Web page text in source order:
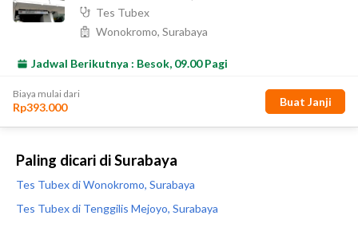
Paling dicari di Surabaya
Tes Tubex di Wonokromo, Surabaya
Tes Tubex di Tenggilis Mejoyo, Surabaya